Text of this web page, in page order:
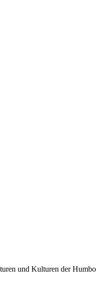
und Kulturen der